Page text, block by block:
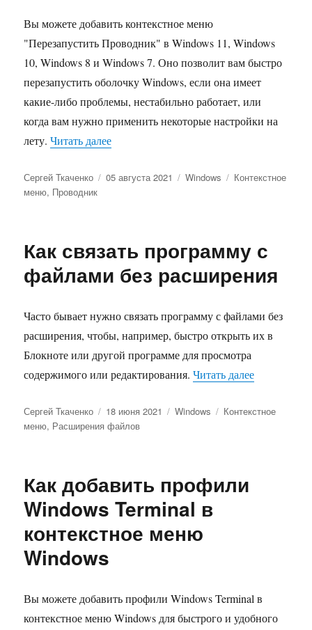
Вы можете добавить контекстное меню
"Перезапустить Проводник" в Windows 11, Windows
10, Windows 8 и Windows 7. Оно позволит вам быстро
перезапустить оболочку Windows, если она имеет
какие-либо проблемы, нестабильно работает, или
когда вам нужно применить некоторые настройки на
лету.Читать далее«Контекстное меню «Перезапустить
Автор
Сергей Ткаченко Опубликовано
05 августа 2021 Рубрики
Windows Метки
Контекстное
меню, Проводник
Как связать программу с
файлами без расширения
Часто бывает нужно связать программу с файлами без
расширения, чтобы, например, быстро открыть их в
Блокноте или другой программе для просмотра
содержимого или редактирования.Читать далее«Как
Автор
Сергей Ткаченко Опубликовано
18 июня 2021 Рубрики
Windows Метки
Контекстное
меню, Расширения файлов
Как добавить профили
Windows Terminal в
контекстное меню
Windows
Вы можете добавить профили Windows Terminal в
контекстное меню Windows для быстрого и удобного